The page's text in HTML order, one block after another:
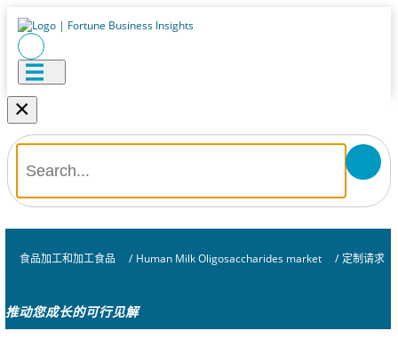
×
食品加工和加工食品 / Human Milk Oligosaccharides market / 定制请求
推动您成长的可行见解